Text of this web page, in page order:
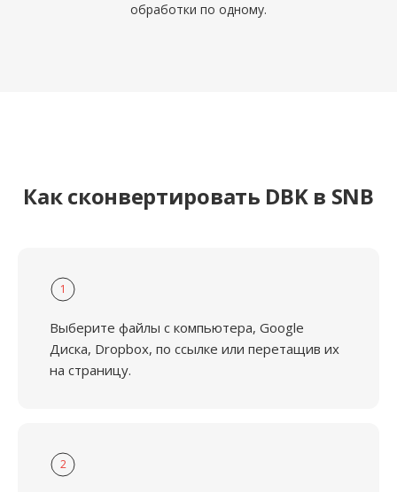
обработки по одному.
Как сконвертировать DBK в SNB
1
Выберите файлы с компьютера, Google
Диска, Dropbox, по ссылке или перетащив их
на страницу.
2